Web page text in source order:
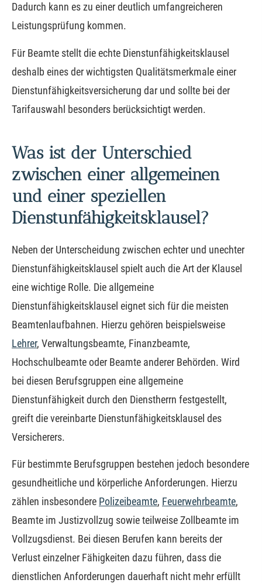
Dadurch kann es zu einer deutlich umfangreicheren
Leistungsprüfung kommen.
Für Beamte stellt die echte Dienstunfähigkeitsklausel
deshalb eines der wichtigsten Qualitätsmerkmale einer
Dienstunfähigkeitsversicherung dar und sollte bei der
Tarifauswahl besonders berücksichtigt werden.
Was ist der Unterschied
zwischen einer allgemeinen
und einer speziellen
Dienstunfähigkeitsklausel?
Neben der Unterscheidung zwischen echter und unechter
Dienstunfähigkeitsklausel spielt auch die Art der Klausel
eine wichtige Rolle. Die allgemeine
Dienstunfähigkeitsklausel eignet sich für die meisten
Beamtenlaufbahnen. Hierzu gehören beispielsweise
Lehrer, Verwaltungsbeamte, Finanzbeamte,
Hochschulbeamte oder Beamte anderer Behörden. Wird
bei diesen Berufsgruppen eine allgemeine
Dienstunfähigkeit durch den Dienstherrn festgestellt,
greift die vereinbarte Dienstunfähigkeitsklausel des
Versicherers.
Für bestimmte Berufsgruppen bestehen jedoch besondere
gesundheitliche und körperliche Anforderungen. Hierzu
zählen insbesondere Polizeibeamte, Feuerwehrbeamte,
Beamte im Justizvollzug sowie teilweise Zollbeamte im
Vollzugsdienst. Bei diesen Berufen kann bereits der
Verlust einzelner Fähigkeiten dazu führen, dass die
dienstlichen Anforderungen dauerhaft nicht mehr erfüllt